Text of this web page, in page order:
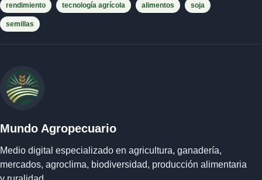
rendimiento tecnología agrícola alimentos soja
semillas
Mundo Agropecuario
Medio digital especializado en agricultura, ganadería,
mercados, agroclima, biodiversidad, producción alimentaria